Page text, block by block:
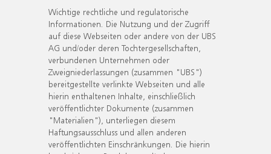
Wichtige rechtliche und regulatorische
Informationen. Die Nutzung und der Zugriff
auf diese Webseiten oder andere von der UBS
AG und/oder deren Tochtergesellschaften,
verbundenen Unternehmen oder
Zweigniederlassungen (zusammen "UBS")
bereitgestellte verlinkte Webseiten und alle
hierin enthaltenen Inhalte, einschließlich
veröffentlichter Dokumente (zusammen
"Materialien"), unterliegen diesem
Haftungsausschluss und allen anderen
veröffentlichten Einschränkungen. Die hierin